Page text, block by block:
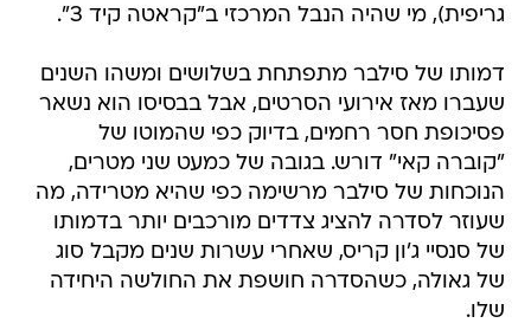
גריפית), מי שהיה הנבל המרכזי ב"קראטה קיד 3".
דמותו של סילבר מתפתחת בשלושים ומשהו השנים
שעברו מאז אירועי הסרטים, אבל בבסיסו הוא נשאר
פסיכופת חסר רחמים, בדיוק כפי שהמוטו של
"קוברה קאי" דורש. בגובה של כמעט שני מטרים,
הנוכחות של סילבר מרשימה כפי שהיא מטרידה, מה
שעוזר לסדרה להציג צדדים מורכבים יותר בדמותו
של סנסיי ג'ון קריס, שאחרי עשרות שנים מקבל סוג
של גאולה, כשהסדרה חושפת את החולשה היחידה
שלו.